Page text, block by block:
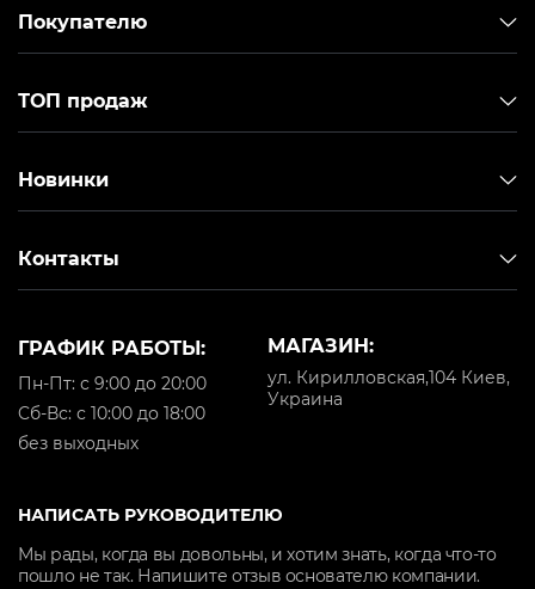
Покупателю
ТОП продаж
Новинки
Контакты
МАГАЗИН:
ул. Кирилловская,104 Киев,
Украина
ГРАФИК РАБОТЫ:
Пн-Пт: с 9:00 до 20:00
Cб-Вс: с 10:00 до 18:00
без выходных
НАПИСАТЬ РУКОВОДИТЕЛЮ
Мы рады, когда вы довольны, и хотим знать, когда что-то
пошло не так. Напишите отзыв основателю компании.